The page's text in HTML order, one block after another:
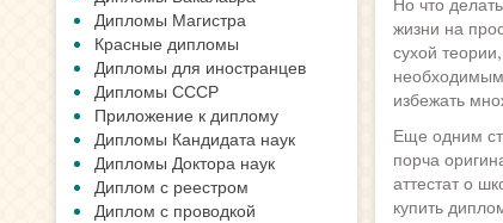
Дипломы Магистра
Красные дипломы
Дипломы для иностранцев
Дипломы СССР
Приложение к диплому
Дипломы Кандидата наук
Дипломы Доктора наук
Диплом с реестром
Диплом с проводкой
жизни на
сухой
избежать
Еще одним
порча
аттестат о
купить